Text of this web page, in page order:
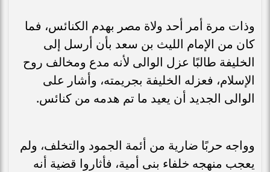
وذات مرة أمر أحد ولاة مصر بهدم الكنائس، فما
كان من الإمام الليث بن سعد بأن أرسل إلى
الخليفة طالبًا عزل الوالى لأنه مدع ومخالف روح
الإسلام، فعزله الخليفة بجريمته، وأشار على
الوالى الجديد أن يعيد ما تم هدمه من كنائس.
وواجه حربًا ضارية من أئمة الجمود والتخلف، ولم
يعجب منهجه خلفاء بنى أمية، فأثاروا قضية أنه